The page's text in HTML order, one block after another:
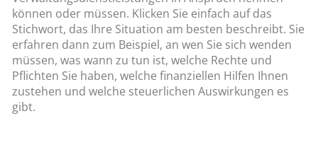
können oder müssen. Klicken Sie einfach auf das
Stichwort, das Ihre Situation am besten beschreibt. Sie
erfahren dann zum Beispiel, an wen Sie sich wenden
müssen, was wann zu tun ist, welche Rechte und
Pflichten Sie haben, welche finanziellen Hilfen Ihnen
zustehen und welche steuerlichen Auswirkungen es
gibt.